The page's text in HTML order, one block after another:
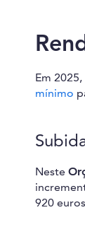
Em
mínimo
Neste
920